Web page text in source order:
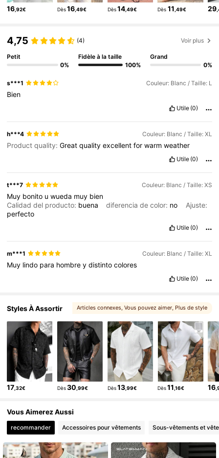
4,70 16K Suiveurs
16 ,92€ Dès 16 ,49€ Dès14 ,49€ Dès 11 ,49€ 29
4,75 (4) Voir plus
Petit
0%
Fidèle à la taille
100%
Grand
0%
s***1 Couleur: Blanc / Taille: L
Bien
Utile (0)
h***4 Couleur: Blanc / Taille: XL
Product quality:Greatqualityexcellentforwarmweather
Utile (0)
t***7 Couleur: Blanc / Taille: XS
Muy bonito uwueda muy bien
Calidad del producto: buena diferencia de color: no
Ajuste:
perfecto
Utile (0)
m***1 Couleur: Blanc / Taille: XL
Muy lindo para hombreydistintocolores
Utile (0)
Styles À Assortir Articles connexes, Vous pouvez aimer, Plus de style
17 ,32€ Dès30 ,99€ Dès13,99€ Dès11 ,16€ 16
Vous Aimerez Aussi
recommander Accessoires pour vêtements Sous-vêtements et